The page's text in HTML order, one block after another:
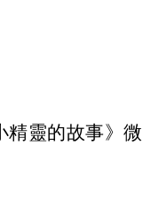
精靈的故事》微